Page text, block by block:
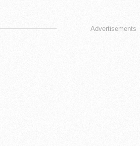
Advertisements